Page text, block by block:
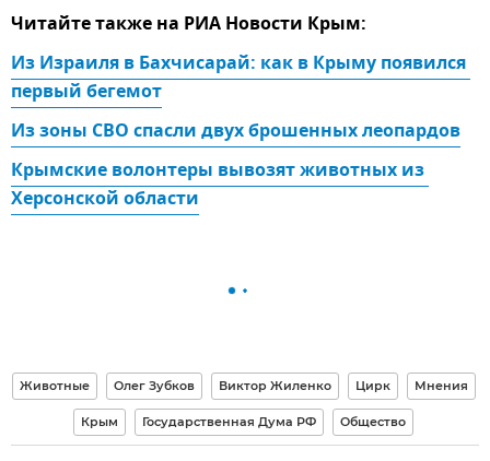
Читайте также на РИА Новости Крым:
Из Израиля в Бахчисарай: как в Крыму появился
первый бегемот
Из зоны СВО спасли двух брошенных леопардов
Крымские волонтеры вывозят животных из
Херсонской области
Животные Олег Зубков Виктор Жиленко Цирк Мнения
Крым Государственная Дума РФ Общество